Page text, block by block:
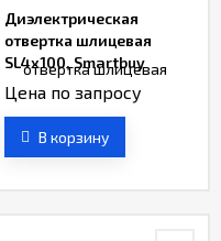
Диэлектрическая
отвертка шлицевая
SL4x100, Smartbuy
Цена по запросу
В корзину